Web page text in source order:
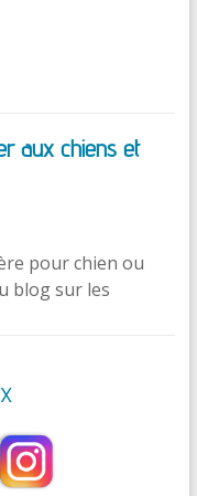
aux chiens et
pour chien ou
blog sur les